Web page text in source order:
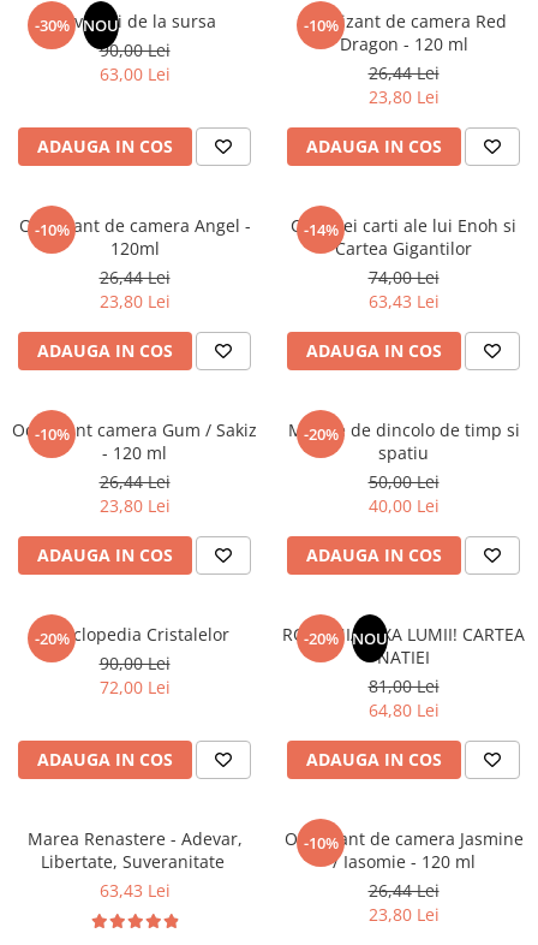
Medicina & Farmacie
Medicina Pentru Toti
Sport
Terapii Alternative
AudioBook
Beletristica
Biografii, Memorii, Jurnale
Carti erotice
Adult
Crime, Thriller, Mistery
Literatura Romana
Poezie
romantice
Senzatii/Dragoste
Senzatii/Erotic
Senzatii/Thriller
Teatru
Teens Book Club
-30% NOU
Revelatii de la sursa
90,00 Lei
63,00 Lei
ADAUGA IN COS
-10%
Odorizant de camera Red
Dragon - 120 ml
26,44 Lei
23,80 Lei
ADAUGA IN COS
-10%
Odorizant de camera Angel -
120ml
26,44 Lei
23,80 Lei
ADAUGA IN COS
-14%
Cele trei carti ale lui Enoh si
Cartea Gigantilor
74,00 Lei
63,43 Lei
ADAUGA IN COS
-10%
Odorizant camera Gum / Sakiz
- 120 ml
26,44 Lei
23,80 Lei
ADAUGA IN COS
-20%
Mesaje de dincolo de timp si
spatiu
50,00 Lei
40,00 Lei
ADAUGA IN COS
-20%
Enciclopedia Cristalelor
90,00 Lei
72,00 Lei
ADAUGA IN COS
-20% NOU
ROMANIA, AXA LUMII! CARTEA
NATIEI
81,00 Lei
64,80 Lei
ADAUGA IN COS
Marea Renastere - Adevar,
Libertate, Suveranitate
63,43 Lei
-10%
Odorizant de camera Jasmine
/ Iasomie - 120 ml
26,44 Lei
23,80 Lei